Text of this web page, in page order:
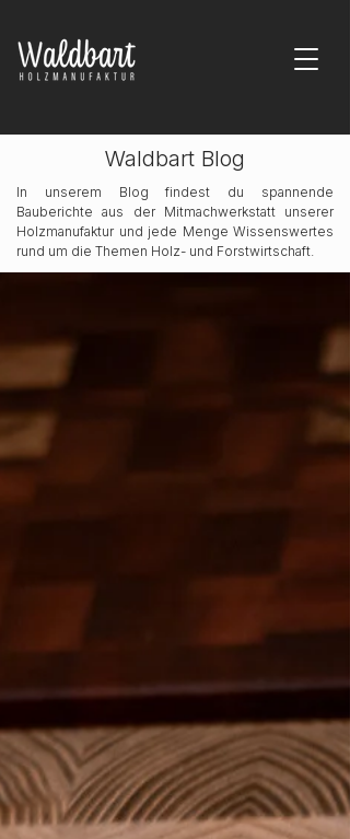
Waldbart Blog
In unserem Blog findest du spannende
Bauberichte aus der Mitmachwerkstatt unserer
Holzmanufaktur und jede Menge Wissenswertes
rund um die Themen Holz- und Forstwirtschaft.